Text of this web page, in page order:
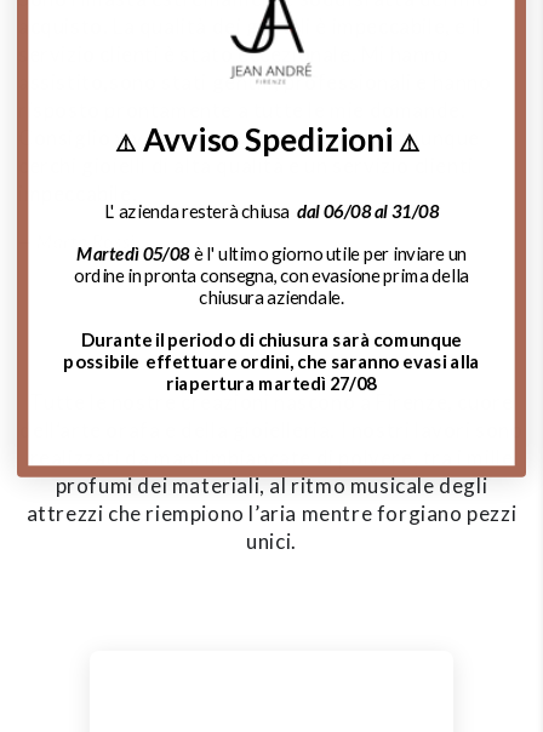
acquisto. La qualità dei gioielli è impeccabile, e il
servizio clienti è stato eccezionale. Mi hanno
assistito,sono stati gentili, professionali e hanno
Consiglio vivamente questo negozio a chiunque
L'essenza del Made in Italy
Tutte le nostre creazioni nascono a Firenze, cuore
profumi dei materiali, al ritmo musicale degli
attrezzi che riempiono l’aria mentre forgiano pezzi
unici.
⚠️ Avviso Spedizioni ⚠️
L' azienda resterà chiusa dal 06/08 al 31/08
Martedì 05/08è l' ultimo giorno utile per inviare un
ordine in pronta consegna, con evasione prima della
chiusura aziendale.
Durante il periodo di chiusura sarà comunque
possibile effettuare ordini, che saranno evasi alla
riapertura martedì 27/08